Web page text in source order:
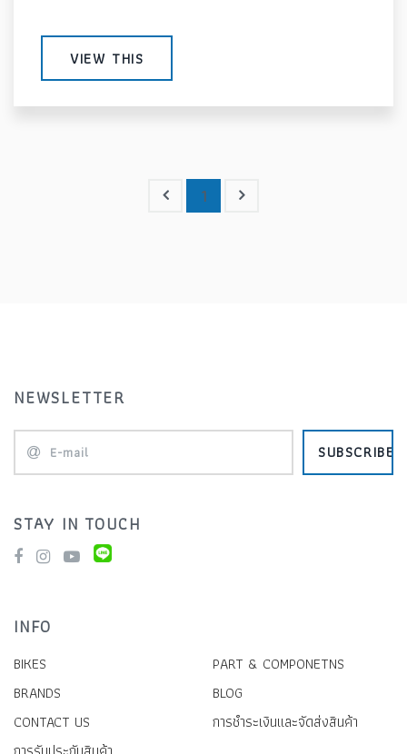
VIEW THIS
1
NEWSLETTER
SUBSCRIBE
STAY IN TOUCH
INFO
BIKES
PART & COMPONETNS
BRANDS
BLOG
CONTACT US
การชำระเงินและจัดส่งสินค้า